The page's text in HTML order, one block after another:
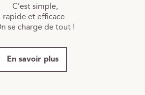
C’est simple,
rapide et efficace.
se charge de tout !
En savoir plus